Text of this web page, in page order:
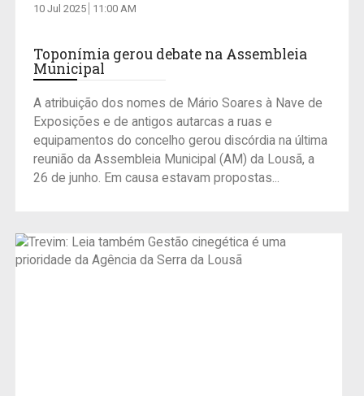
10 Jul 2025 11:00 AM
Toponímia gerou debate na Assembleia
Municipal
A atribuição dos nomes de Mário Soares à Nave de
Exposições e de antigos autarcas a ruas e
equipamentos do concelho gerou discórdia na última
reunião da Assembleia Municipal (AM) da Lousã, a
26 de junho. Em causa estavam propostas...